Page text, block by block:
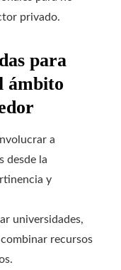
privado.
para
ámbito
a
desde la
y
universidades,
recursos